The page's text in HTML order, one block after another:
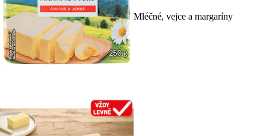
Mléčné, vejce a margaríny